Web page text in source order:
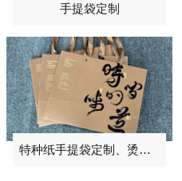
手提袋定制
特种纸手提袋定制、烫黑金